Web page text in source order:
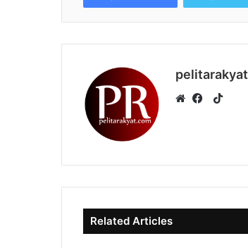
pelitarakyat
s
e
k
T
o
Related Articles